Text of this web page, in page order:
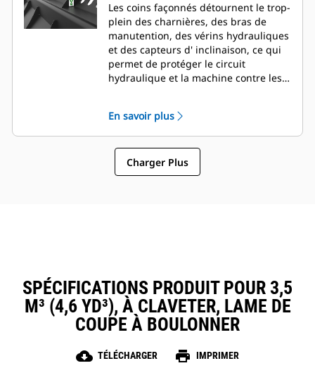
Les coins façonnés détournent le trop-
plein des charnières, des bras de
manutention, des vérins hydrauliques
et des capteurs d' inclinaison, ce qui
permet de protéger le circuit
hydraulique et la machine contre les
bonne visibilité vers l'avant et en
évitant d'endommager les coins lors
du vidage.
En savoir plus
Charger Plus
SPÉCIFICATIONS PRODUIT POUR 3,5
M³ (4,6 YD³), À CLAVETER, LAME DE
COUPE À BOULONNER
cloud_download TÉLÉCHARGER print IMPRIMER